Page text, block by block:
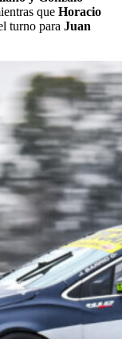
que Horacio
turno para Juan